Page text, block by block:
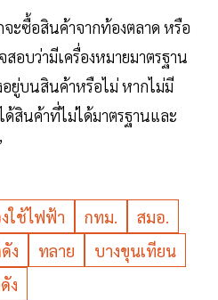
ะซื้อสินค้าจากท้องตลาด หรือ
อบว่ามีเครื่องหมายมาตรฐาน
อยู่บนสินค้าหรือไม่ หากไม่มี
สินค้าที่ไม่ได้มาตรฐานและ
ใช้ไฟฟ้า กทม.
สมอ.
ง ทลาย
บางขุนเทียน
ง